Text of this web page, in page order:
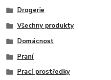
Drogerie
Všechny produkty
Domácnost
Praní
Prací prostředky